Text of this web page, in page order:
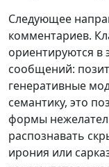
Следующее
комментариев.
ориентируются в
сообщений:
генеративные
семантику, это
формы
распознавать
ирония или